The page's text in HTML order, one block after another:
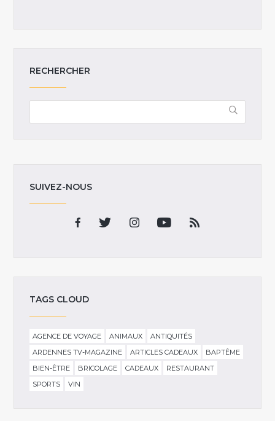
RECHERCHER
SUIVEZ-NOUS
TAGS CLOUD
AGENCE DE VOYAGE ANIMAUX
ANTIQUITÉS
ARDENNES TV-MAGAZINE
ARTICLES CADEAUX
BAPTÊME
BIEN-ÊTRE
BRICOLAGE CADEAUX
RESTAURANT
SPORTS
VIN